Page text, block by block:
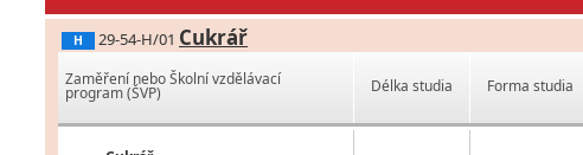
H 29-54-H/01 Cukrář
Zaměření nebo Školní vzdělávací
program (ŠVP) Délka studia Forma studia